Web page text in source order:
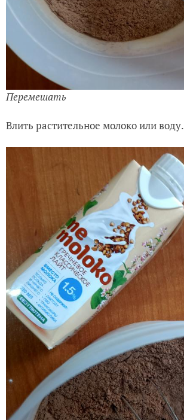
Перемешать
Влить растительное молоко или воду.